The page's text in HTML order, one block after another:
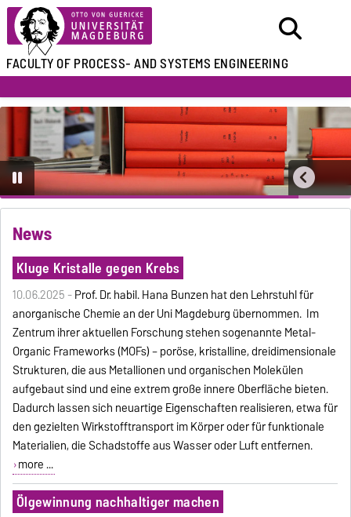
FACULTY OFPROCESS- AND SYSTEMS ENGINEERING
News
Kluge Kristalle gegen Krebs
10.06.2025 -Prof. Dr. habil. Hana Bunzen hat den Lehrstuhl für
anorganische Chemie an der Uni Magdeburg übernommen. Im
Zentrum ihrer aktuellen Forschung stehen sogenannte Metal-
Organic Frameworks (MOFs) – poröse, kristalline, dreidimensionale
Strukturen, die aus Metallionen und organischen Molekülen
aufgebaut sind und eine extrem große innere Oberfläche bieten.
Dadurch lassen sich neuartige Eigenschaften realisieren, etwa für
den gezielten Wirkstofftransport im Körper oder für funktionale
Materialien, die Schadstoffe aus Wasser oder Luft entfernen.
more ...
Ölgewinnung nachhaltiger machen